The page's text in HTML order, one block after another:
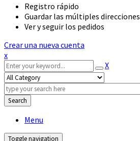
Registro rápido
Guardar las múltiples direcciones
Ver y seguir los pedidos
Crear una nueva cuenta
x
X
Search
Menu
Toggle navigation